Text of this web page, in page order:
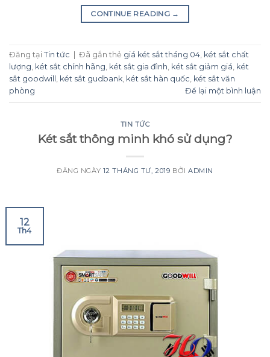
CONTINUE READING →
Đăng tại Tin tức Đã gắn thẻ giá két sắt tháng 04, két sắt chất
lượng, két sắt chính hãng, két sắt gia đình, két sắt giảm giá, két
sắt goodwill , két sắt gudbank, két sắt hàn quốc, két sắt văn
phòng
Để lại một bình luận
TIN TỨC
Két sắt thông minh khó sử dụng?
ĐĂNG NGÀY 12 THÁNG TƯ, 2019 BỞIADMIN
12
Th4